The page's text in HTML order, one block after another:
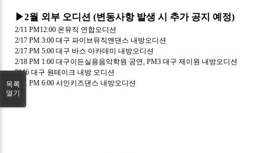
▶2월 외부 오디션 (변동사항 발생 시 추가 공지 예정)
2/11 PM12:00 온뮤직 연합오디션
2/17 PM 3:00 대구 파이브뮤직앤댄스 내방오디션
2/17 PM 5:00 대구 바스 아카데미 내방오디션
2/18 PM 1:00 대구이든실용음악학원 공연, PM3 대구 제이원 내방오디션
PM6 대구 원테이크 내방 오디션
2/21 PM 6:00 샤인키즈댄스 내방오디션
목록
열기